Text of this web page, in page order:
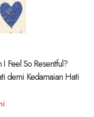
Feel So Resentful?
demi Kedamaian Hati